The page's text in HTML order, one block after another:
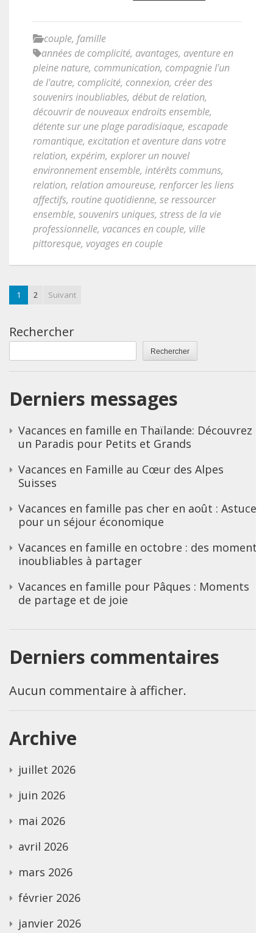
couple, famille
années de complicité, avantages, aventure en
pleine nature, communication, compagnie l'un
de l'autre, complicité, connexion, créer des
souvenirs inoubliables, début de relation,
découvrir de nouveaux endroits ensemble,
détente sur une plage paradisiaque, escapade
romantique, excitation et aventure dans votre
relation, expérim, explorer un nouvel
environnement ensemble, intérêts communs,
relation, relation amoureuse, renforcer les liens
affectifs, routine quotidienne, se ressourcer
ensemble, souvenirs uniques, stress de la vie
professionnelle, vacances en couple, ville
pittoresque, voyages en couple
1 2 Suivant
Rechercher
Rechercher
Derniers messages
Vacances en famille en Thaïlande: Découvrez
un Paradis pour Petits et Grands
Vacances en Famille au Cœur des Alpes
Suisses
Vacances en famille pas cher en août : Astuces
pour un séjour économique
Vacances en famille en octobre : des moments
inoubliables à partager
Vacances en famille pour Pâques : Moments
de partage et de joie
Derniers commentaires
Aucun commentaire à afficher.
Archive
juillet 2026
juin 2026
mai 2026
avril 2026
mars 2026
février 2026
janvier 2026